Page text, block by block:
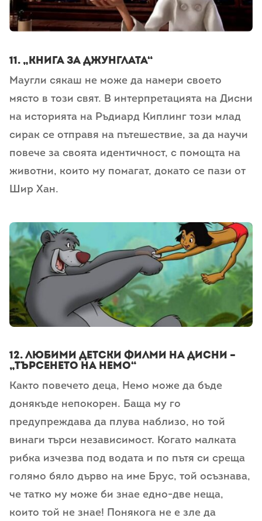
11. „Книга за джунглата“
Маугли сякаш не може да намери своето
място в този свят. В интерпретацията на Дисни
на историята на Ръдиард Киплинг този млад
сирак се отправя на пътешествие, за да научи
повече за своята идентичност, с помощта на
животни, които му помагат, докато се пази от
Шир Хан.
12. любими детски филми на дисни –
„Търсенето на Немо“
Както повечето деца, Немо може да бъде
донякъде непокорен. Баща му го
предупреждава да плува наблизо, но той
винаги търси независимост. Когато малката
рибка изчезва под водата и по пътя си среща
голямо бяло дърво на име Брус, той осъзнава,
че татко му може би знае едно-две неща,
които той не знае! Понякога не е зле да